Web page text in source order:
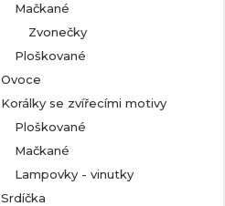
Mačkané
Zvonečky
Ploškované
Ovoce
Korálky se zvířecími motivy
Ploškované
Mačkané
Lampovky - vinutky
Srdíčka